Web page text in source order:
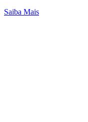
Saiba Mais